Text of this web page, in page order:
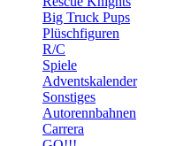
Big Truck Pups
Plüschfiguren
R/C
Spiele
Adventskalender
Sonstiges
Autorennbahnen
Carrera